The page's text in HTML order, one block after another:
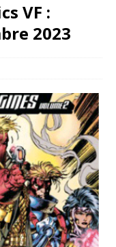
VF :
2023